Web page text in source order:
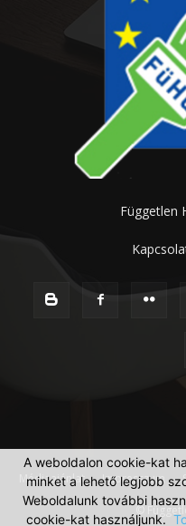
Független
Médiaajánlat Impresszum
©
A weboldalon cookie-kat
minket a lehető legjobb
Weboldalunk további
cookie-kat használjunk.